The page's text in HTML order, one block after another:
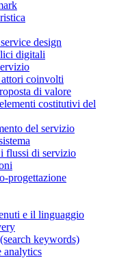
design
digitali
coinvolti
di valore
costitutivi del
del servizio
flussi di servizio
progettazione
e il linguaggio
keywords)
analytics